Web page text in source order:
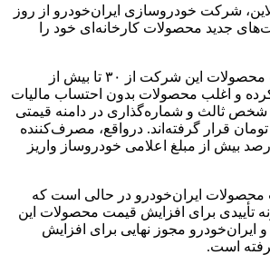
شرکت خودروسازی ایران‌خودرو از روز
جدید محصولات کارخانه‌ای خود را
در این فهرست، قیمت محصولات این شرکت از ۳۰ تا بیش از
کرده و اغلب محصولات بدون احتساب مالیات
شخص ثالث و شماره‌گذاری در دامنه قیمتی
تا ۲ میلیارد تومان قرار گرفته‌اند. درواقع، مصرف‌کننده
باید حدود ۱۵.۳ درصد بیش از مبلغ اعلامی خودروساز واریز
محصولات ایران‌خودرو در حالی است که
تأییدی برای افزایش قیمت محصولات این
ایران‌خودرو مجوز نهایی برای افزایش
است.